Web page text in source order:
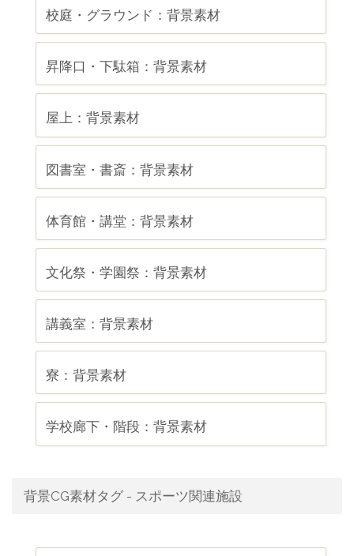
校庭・グラウンド：背景素材
昇降口・下駄箱：背景素材
屋上：背景素材
図書室・書斎：背景素材
体育館・講堂：背景素材
文化祭・学園祭：背景素材
講義室：背景素材
寮：背景素材
学校廊下・階段：背景素材
背景CG素材タグ - スポーツ関連施設